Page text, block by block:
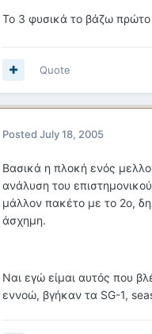
Το 3 φυσικά το βάζω πρώτο
Quote
Posted July 18, 2005
Βασικά η πλοκή ενός
ανάλυση του
μάλλον πακέτο με το 2ο,
άσχημη.
Ναι εγώ είμαι αυτός που
εννοώ, βγήκαν τα SG-1,